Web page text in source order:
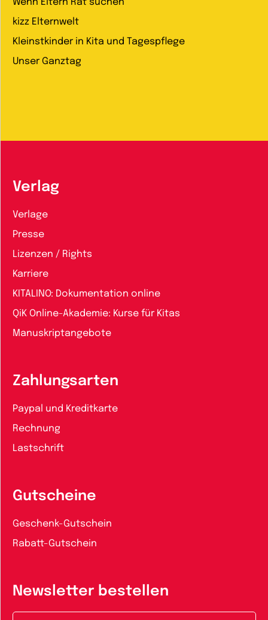
kizz Elternwelt
Kleinstkinder in Kita und Tagespflege
Unser Ganztag
Verlag
Verlage
Presse
Lizenzen / Rights
Karriere
KITALINO: Dokumentation online
QiK Online-Akademie: Kurse für Kitas
Manuskriptangebote
Zahlungsarten
Paypal und Kreditkarte
Rechnung
Lastschrift
Gutscheine
Geschenk-Gutschein
Rabatt-Gutschein
Newsletter bestellen